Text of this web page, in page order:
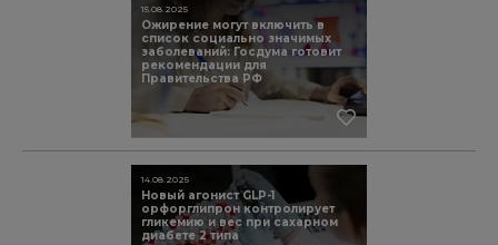
Ожирение могут включить в
список социально значимых
заболеваний: Госдума готовит
рекомендации для
Правительства РФ
15.08.2025
Новый агонист GLP-1
орфорглипрон контролирует
гликемию и вес при сахарном
диабете 2 типа
14.08.2025